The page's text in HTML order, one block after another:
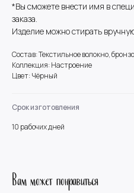
*Вы сможете внести имя в
заказа.
Изделие можно стирать
Состав: Текстильное волокно,
Коллекция: Настроение
Цвет: Чёрный
Срок изготовления
10 рабочих дней
Вам может понравиться